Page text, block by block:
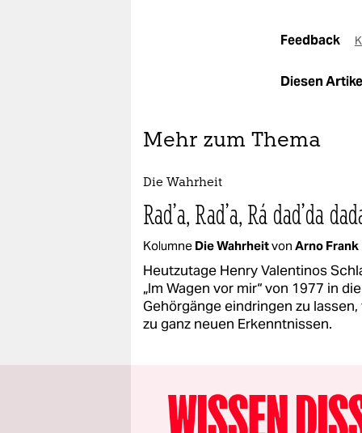
Feedback
Diesen
Mehr zum Thema
Die Wahrheit
Rad’a, Rad’a, Rá dad’da
Kolumne Die Wahrheitvon Arno Frank
Heutzutage Henry Valentinos
„Im Wagen vor mir“ von 1977 in die
Gehörgänge eindringen zu
zu ganz neuen Erkenntnissen.